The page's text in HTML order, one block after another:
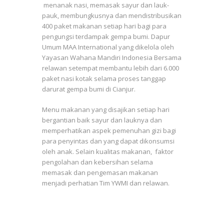
menanak nasi, memasak sayur dan lauk-
pauk, membungkusnya dan mendistribusikan
400 paket makanan setiap hari bagi para
pengungsi terdampak gempa bumi. Dapur
Umum MAA International yang dikelola oleh
Yayasan Wahana Mandiri Indonesia Bersama
relawan setempat membantu lebih dari 6.000
paket nasi kotak selama proses tanggap
darurat gempa bumi di Cianjur.
Menu makanan yang disajikan setiap hari
bergantian baik sayur dan lauknya dan
memperhatikan aspek pemenuhan gizi bagi
para penyintas dan yang dapat dikonsumsi
oleh anak. Selain kualitas makanan, faktor
pengolahan dan kebersihan selama
memasak dan pengemasan makanan
menjadi perhatian Tim YWMI dan relawan.